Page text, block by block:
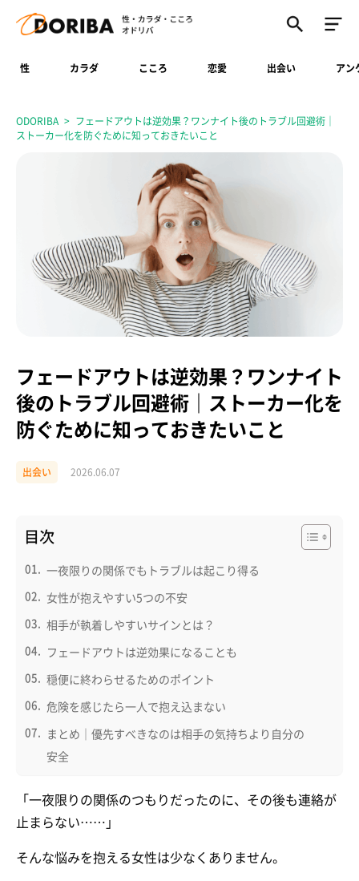
性 カラダ こころ 恋愛 出会い アン
ODORIBA
フェードアウトは逆効果？ワンナイト後のトラブル回避術｜
ストーカー化を防ぐために知っておきたいこと
フェードアウトは逆効果？ワンナイト
後のトラブル回避術｜ストーカー化を
防ぐために知っておきたいこと
出会い 2026.06.07
目次
一夜限りの関係でもトラブルは起こり得る
女性が抱えやすい5つの不安
相手が執着しやすいサインとは？
フェードアウトは逆効果になることも
穏便に終わらせるためのポイント
危険を感じたら一人で抱え込まない
まとめ｜優先すべきなのは相手の気持ちより自分の
安全
「一夜限りの関係のつもりだったのに、その後も連絡が
止まらない……」
そんな悩みを抱える女性は少なくありません。